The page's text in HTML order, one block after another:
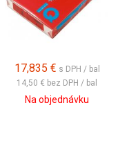
17,835 € s DPH / bal
14,50 € bez DPH / bal
Na objednávku